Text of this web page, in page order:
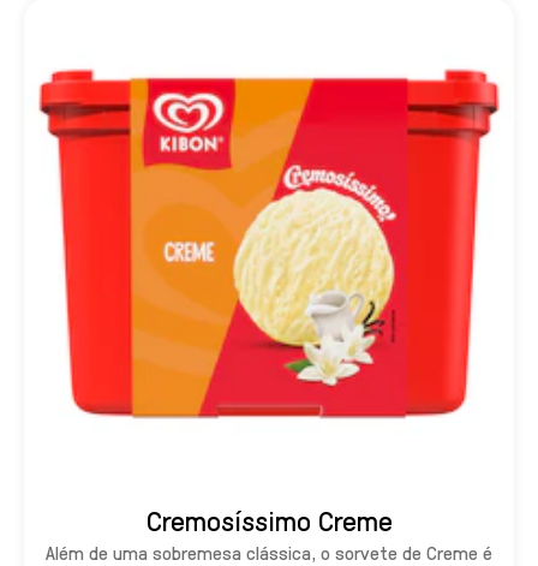
Cremosíssimo Creme
Além de uma sobremesa clássica, o sorvete de Creme é